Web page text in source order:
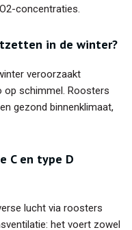
concentraties.
in de winter?
veroorzaakt
schimmel. Roosters
gezond binnenklimaat,
C en type D
lucht via roosters
het voert zowel